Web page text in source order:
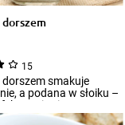
dorszem
15
dorszem smakuje
a podana w słoiku –
się
Dz...